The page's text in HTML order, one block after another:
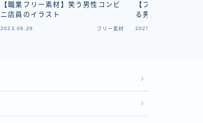
【職業フリー素材】笑う男性コンビ
ニ店員のイラスト
2023.06.26 フリー素材
【フリー素材】お
る男子中学生のイ
2025.01.13